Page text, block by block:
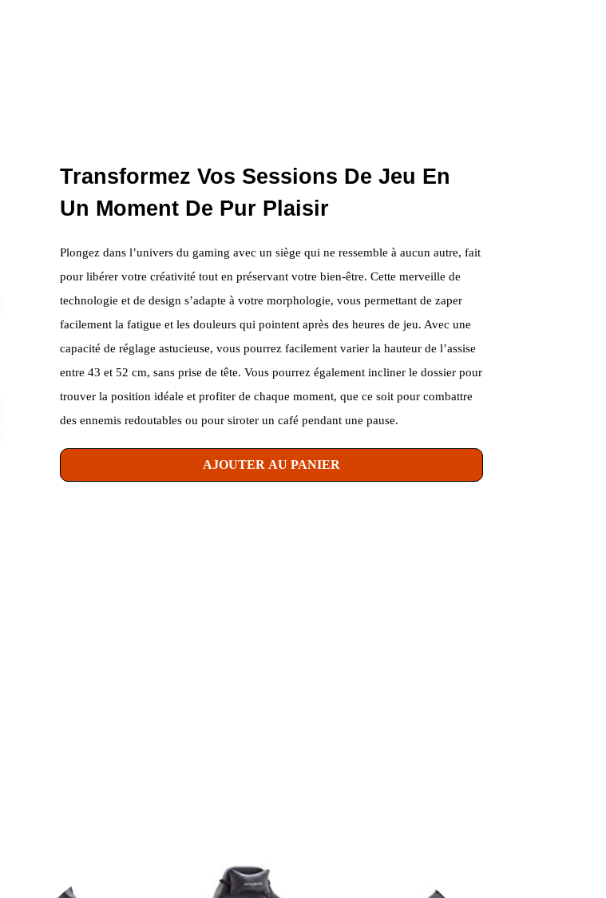
Transformez Vos Sessions De Jeu En
Un Moment De Pur Plaisir
Plongez dans l’univers du gaming avec un siège qui ne ressemble à aucun autre, fait
pour libérer votre créativité tout en préservant votre bien-être. Cette merveille de
technologie et de design s’adapte à votre morphologie, vous permettant de zaper
facilement la fatigue et les douleurs qui pointent après des heures de jeu. Avec une
capacité de réglage astucieuse, vous pourrez facilement varier la hauteur de l’assise
entre 43 et 52 cm, sans prise de tête. Vous pourrez également incliner le dossier pour
trouver la position idéale et profiter de chaque moment, que ce soit pour combattre
des ennemis redoutables ou pour siroter un café pendant une pause.
AJOUTER AU PANIER